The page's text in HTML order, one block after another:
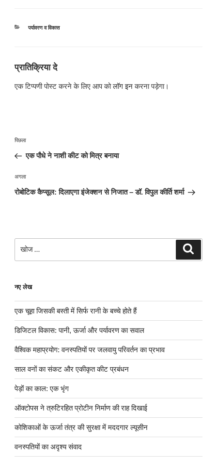
श्रेणियाँ
पर्यावरण व विकास
प्रातिक्रिया दे
एक टिप्पणी पोस्ट करने के लिए आप कोलॉग इनकरना पड़ेगा।
पोस्ट
पिछला
पोस्ट:
पिछला
एक पौधे ने नाशी कीट को मित्र बनाया
अगली
पोस्ट
अगला
रोबोटिक कैप्सूल: दिलाएगा इंजेक्शन से निजात – डॉ. विपुल कीर्ति शर्मा
खोजे
नए लेख
एक चूहा जिसकी बस्ती में सिर्फ रानी के बच्चे होते हैं
डिजिटल विकास: पानी, ऊर्जा और पर्यावरण का सवाल
वैश्विक महाप्रयोग: वनस्पतियों पर जलवायु परिवर्तन का प्रभाव
साल वनों का संकट और एकीकृत कीट प्रबंधन
पेड़ों का काल: एक भृंग
ऑक्टोपस ने त्रुटिरहित प्रोटीन निर्माण की राह दिखाई
कोशिकाओं के ऊर्जा तंत्र की सुरक्षा में मददगार ल्यूसीन
वनस्पतियों का अदृश्य संवाद